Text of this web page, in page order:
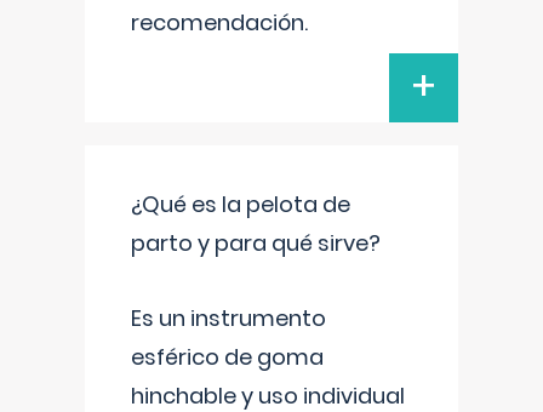
recomendación.
+
¿Qué es la pelota de
parto y para qué sirve?
Es un instrumento
esférico de goma
hinchable y uso individual